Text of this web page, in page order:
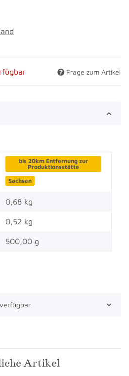
Frage zum Artikel
bis 20km Entfernung zur
Produktionsstätte
Sachsen
0,68 kg
0,52 kg
500,00 g
Artikel